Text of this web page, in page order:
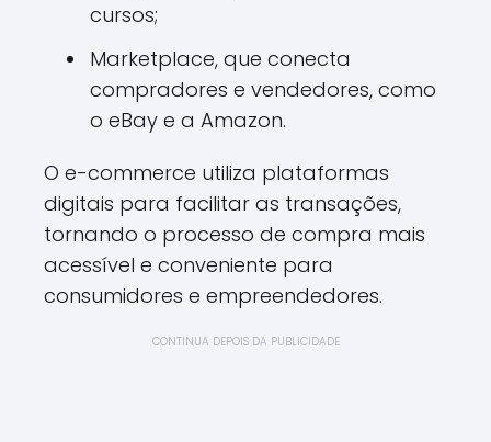
cursos;
Marketplace, que conecta
compradores e vendedores, como
o eBay e a Amazon.
O e-commerce utiliza plataformas
digitais para facilitar as transações,
tornando o processo de compra mais
acessível e conveniente para
consumidores e empreendedores.
CONTINUA DEPOIS DA PUBLICIDADE